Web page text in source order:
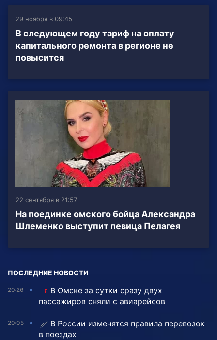
29 ноября в 09:45
В следующем году тариф на оплату
капитального ремонта в регионе не
повысится
22 сентября в 21:57
На поединке омского бойца Александра
Шлеменко выступит певица Пелагея
ПОСЛЕДНИЕ НОВОСТИ
20:26
В Омске за сутки сразу двух
пассажиров сняли с авиарейсов
20:05
В России изменятся правила перевозок
в поездах